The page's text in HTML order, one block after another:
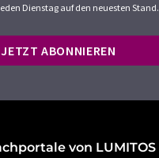
Dienstag auf den neuesten Stand.
JETZT ABONNIEREN
von LUMITOS